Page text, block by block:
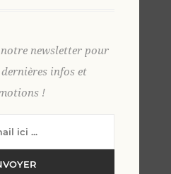
+
newsletter pour
infos et
!